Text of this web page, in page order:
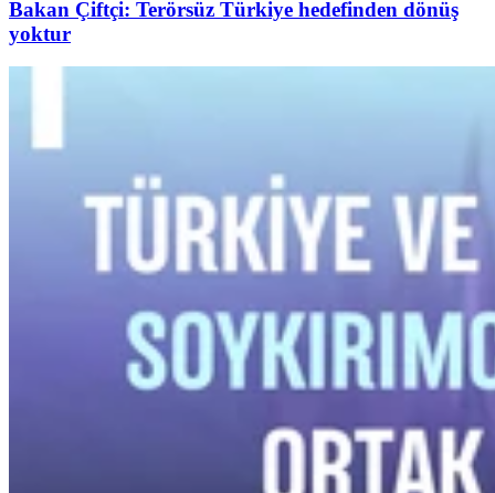
Bakan Çiftçi: Terörsüz Türkiye hedefinden dönüş
yoktur